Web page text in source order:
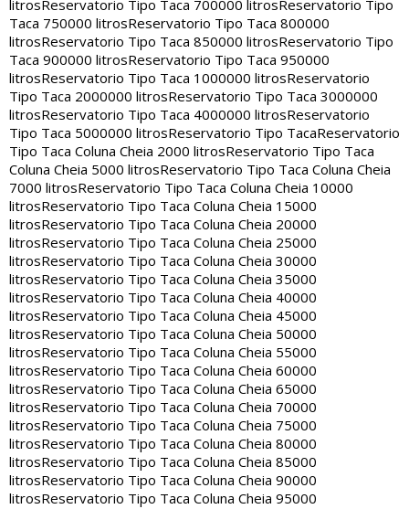
litrosReservatorio Tipo Taca 700000 litrosReservatorio Tipo
Taca 750000 litrosReservatorio Tipo Taca 800000
litrosReservatorio Tipo Taca 850000 litrosReservatorio Tipo
Taca 900000 litrosReservatorio Tipo Taca 950000
litrosReservatorio Tipo Taca 1000000 litrosReservatorio
Tipo Taca 2000000 litrosReservatorio Tipo Taca 3000000
litrosReservatorio Tipo Taca 4000000 litrosReservatorio
Tipo Taca 5000000 litrosReservatorio Tipo TacaReservatorio
Tipo Taca Coluna Cheia 2000 litrosReservatorio Tipo Taca
Coluna Cheia 5000 litrosReservatorio Tipo Taca Coluna Cheia
7000 litrosReservatorio Tipo Taca Coluna Cheia 10000
litrosReservatorio Tipo Taca Coluna Cheia 15000
litrosReservatorio Tipo Taca Coluna Cheia 20000
litrosReservatorio Tipo Taca Coluna Cheia 25000
litrosReservatorio Tipo Taca Coluna Cheia 30000
litrosReservatorio Tipo Taca Coluna Cheia 35000
litrosReservatorio Tipo Taca Coluna Cheia 40000
litrosReservatorio Tipo Taca Coluna Cheia 45000
litrosReservatorio Tipo Taca Coluna Cheia 50000
litrosReservatorio Tipo Taca Coluna Cheia 55000
litrosReservatorio Tipo Taca Coluna Cheia 60000
litrosReservatorio Tipo Taca Coluna Cheia 65000
litrosReservatorio Tipo Taca Coluna Cheia 70000
litrosReservatorio Tipo Taca Coluna Cheia 75000
litrosReservatorio Tipo Taca Coluna Cheia 80000
litrosReservatorio Tipo Taca Coluna Cheia 85000
litrosReservatorio Tipo Taca Coluna Cheia 90000
litrosReservatorio Tipo Taca Coluna Cheia 95000